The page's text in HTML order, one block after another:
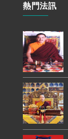
熱門法訊